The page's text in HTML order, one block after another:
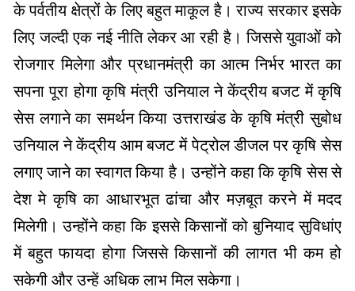
के पर्वतीय क्षेत्रों के लिए बहुत माकूल है। राज्य सरकार इसके
लिए जल्दी एक नई नीति लेकर आ रही है। जिससे युवाओं को
रोजगार मिलेगा और प्रधानमंत्री का आत्म निर्भर भारत का
सपना पूरा होगा कृषि मंत्री उनियाल ने केंद्रीय बजट में कृषि
सेस लगाने का समर्थन किया उत्तराखंड के कृषि मंत्री सुबोध
उनियाल ने केंद्रीय आम बजट में पेट्रोल डीजल पर कृषि सेस
लगाए जाने का स्वागत किया है। उन्होंने कहा कि कृषि सेस से
देश मे कृषि का आधारभूत ढांचा और मज़बूत करने में मदद
मिलेगी। उन्होंने कहा कि इससे किसानों को बुनियाद सुविधांए
में बहुत फायदा होगा जिससे किसानों की लागत भी कम हो
सकेगी और उन्हें अधिक लाभ मिल सकेगा।